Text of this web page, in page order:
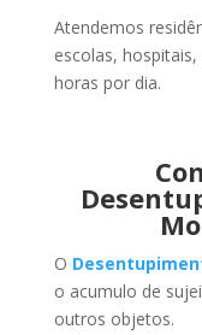
Atendemos
escolas,
horas por dia.
O
o acumulo de
outros objetos.